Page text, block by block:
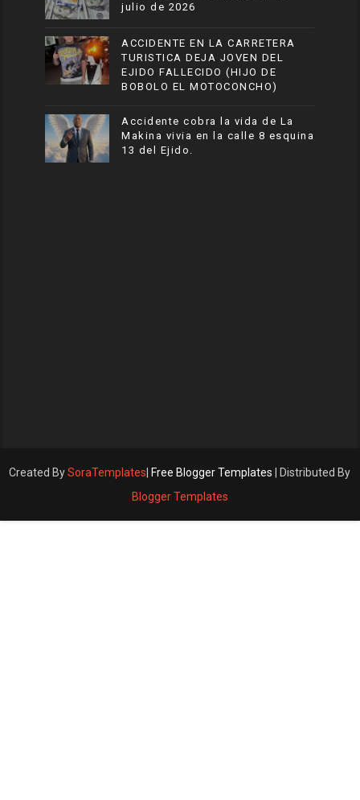
julio de 2026
ACCIDENTE EN LA CARRETERA
TURISTICA DEJA JOVEN DEL
EJIDO FALLECIDO (HIJO DE
BOBOLO EL MOTOCONCHO)
Accidente cobra la vida de La
Makina vivia en la calle 8 esquina
13 del Ejido.
Created BySoraTemplates Free Blogger Templates | Distributed By
Blogger Templates